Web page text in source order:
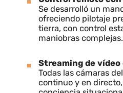
Monitorización y
Paneles
posición, rumbo,
sensores y datos
Control remoto
Se desarrolló un